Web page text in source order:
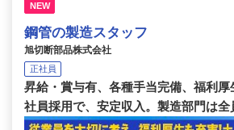
NEW
鋼管の製造スタッフ
旭切断部品株式会社
正社員
昇給・賞与有、各種手当完備、福利
社員採用で、安定収入。製造部門は全